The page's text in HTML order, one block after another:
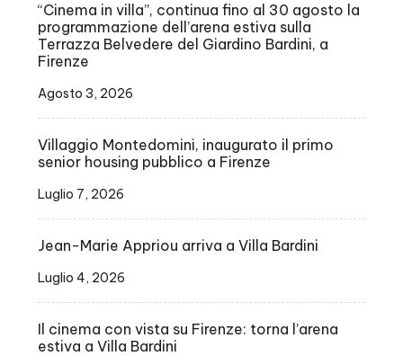
“Cinema in villa”, continua fino al 30 agosto la
programmazione dell’arena estiva sulla
Terrazza Belvedere del Giardino Bardini, a
Firenze
Agosto 3, 2026
Villaggio Montedomini, inaugurato il primo
senior housing pubblico a Firenze
Luglio 7, 2026
Jean-Marie Appriou arriva a Villa Bardini
Luglio 4, 2026
Il cinema con vista su Firenze: torna l’arena
estiva a Villa Bardini